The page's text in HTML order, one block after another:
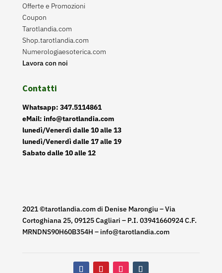
Offerte e Promozioni
Coupon
Tarotlandia.com
Shop.tarotlandia.com
Numerologiaesoterica.com
Lavora con noi
Contatti
Whatsapp: 347.5114861
eMail: info@tarotlandia.com
lunedì/Venerdì dalle 10 alle 13
lunedì/Venerdì dalle 17 alle 19
Sabato dalle 10 alle 12
2021 ©tarotlandia.com di Denise Marongiu – Via
Cortoghiana 25, 09125 Cagliari – P.I. 03941660924 C.F.
MRNDNS90H60B354H – info@tarotlandia.com